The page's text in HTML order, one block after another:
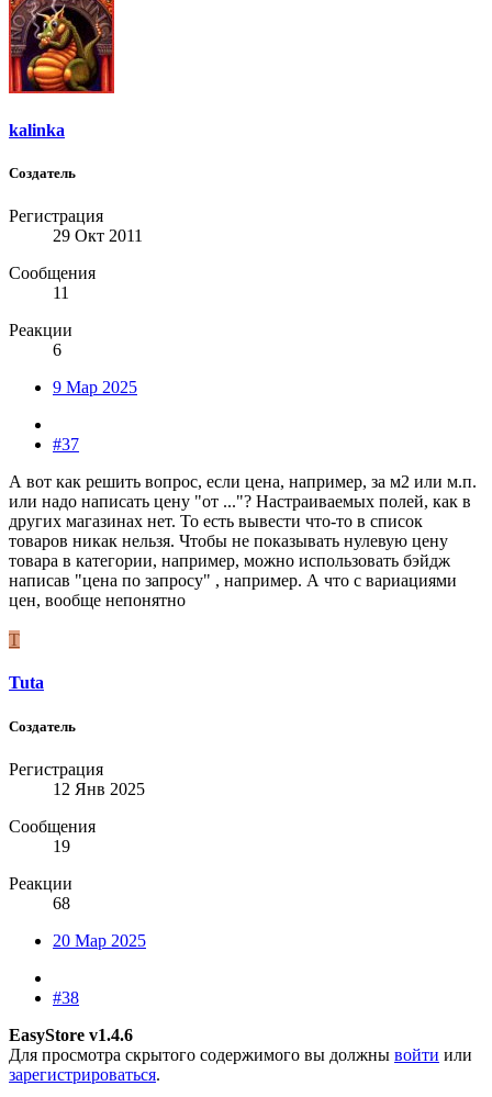
kalinka
Создатель
Регистрация
29 Окт 2011
Сообщения
11
Реакции
6
9 Мар 2025
#37
А вот как решить вопрос, если цена, например, за м2 или м.п.
или надо написать цену "от ..."? Настраиваемых полей, как в
других магазинах нет. То есть вывести что-то в список
товаров никак нельзя. Чтобы не показывать нулевую цену
товара в категории, например, можно использовать бэйдж
написав "цена по запросу" , например. А что с вариациями
цен, вообще непонятно
T
Tuta
Создатель
Регистрация
12 Янв 2025
Сообщения
19
Реакции
68
20 Мар 2025
#38
EasyStore v1.4.6
Для просмотра скрытого содержимого вы должны войти или
зарегистрироваться.